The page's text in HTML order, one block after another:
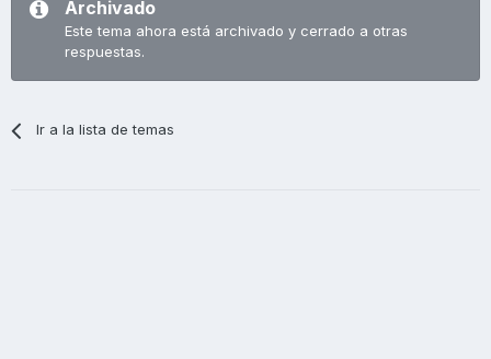
Archivado
Este tema ahora está archivado y cerrado a otras
respuestas.
Ir a la lista de temas